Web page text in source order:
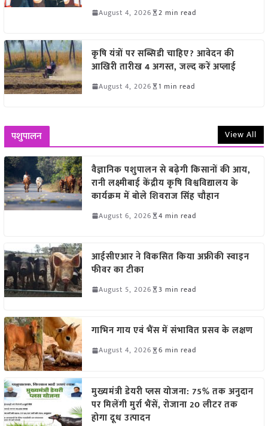
August 4, 2026 2 min read
कृषि यंत्रों पर सब्सिडी चाहिए? आवेदन की
आखिरी तारीख 4 अगस्त, जल्द करें अप्लाई
August 4, 2026 1 min read
पशुपालन View All
वैज्ञानिक पशुपालन से बढ़ेगी किसानों की आय,
रानी लक्ष्मीबाई केंद्रीय कृषि विश्वविद्यालय के
कार्यक्रम में बोले शिवराज सिंह चौहान
August 6, 2026 4 min read
आईसीएआर ने विकसित किया अफ्रीकी स्वाइन
फीवर का टीका
August 5, 2026 3 min read
गाभिन गाय एवं भैंस में संभावित प्रसव के लक्षण
August 4, 2026 6 min read
मुख्यमंत्री डेयरी प्लस योजना: 75% तक अनुदान
पर मिलेंगी मुर्रा भैंसें, रोजाना 20 लीटर तक
होगा दूध उत्पादन